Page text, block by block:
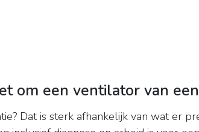
om een ventilator van
Dat is sterk afhankelijk van wat er